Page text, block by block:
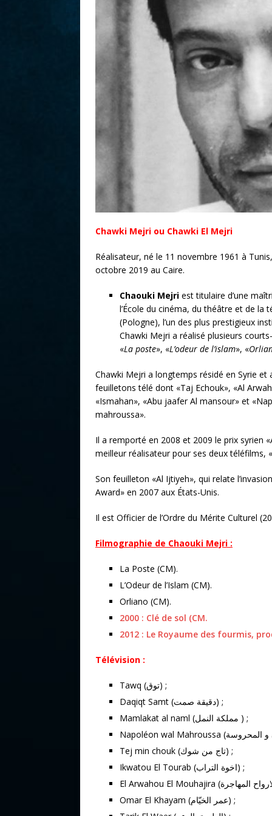
Chawki Mejri ou Chawki El Mejri
Réalisateur, né le 11 novembre 1961 à
octobre 2019 au Caire.
Chaouki Mejri est titulaire d’une
l’École du cinéma, du théâtre et de la
(Pologne), l’un des plus prestigieux
Chawki Mejri a réalisé plusieurs
«La poste», «L’odeur de l’islam», «
Chawki Mejri a longtemps résidé en Syrie et
feuilletons télé dont «Taj Echouk», «Al
«Ismahan», «Abu jaafer Al mansour» et
mahroussa».
Il a remporté en 2008 et 2009 le prix syrien
meilleur réalisateur pour ses deux téléfilms,
Son feuilleton «Al Ijtiyeh», qui relate
Award» en 2007 aux États-Unis.
Il est Officier de l’Ordre du Mérite Culturel
Filmographie de Chaouki Mejri :
La Poste (CM).
L’Odeur de l’Islam (CM).
Orliano (CM).
2000 : Clé de sol (CM.
2012 : Le Royaume des fourmis,
Télévision :
Tawq (توق) ;
Daqiqt Samt (دقيقة صمت) ;
Mamlakat al naml (مملكة النمل ) ;
Tej min chouk (تاج من شوك) ;
Ikwatou El Tourab (اخوة التراب) ;
Omar El Khayam (عمر الخيّام) ;